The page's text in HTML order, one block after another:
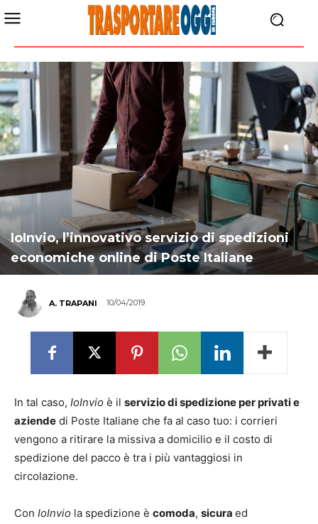
IoInvio, l’innovativo servizio di spedizioni
economiche online di Poste Italiane
A. TRAPANI 10/04/2019
In tal caso, IoInvio è il servizio di spedizione per privati e
aziende di Poste Italiane che fa al caso tuo: i corrieri
vengono a ritirare la missiva a domicilio e il costo di
spedizione del pacco è tra i più vantaggiosi in
circolazione.
Con IoInvio la spedizione è comoda, sicura ed